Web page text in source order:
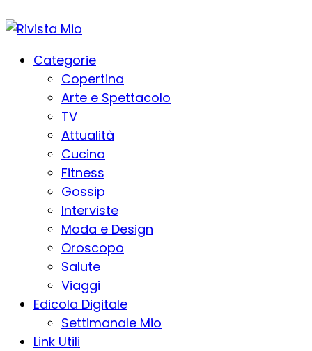
Categorie
Copertina
Arte e Spettacolo
TV
Attualità
Cucina
Fitness
Gossip
Interviste
Moda e Design
Oroscopo
Salute
Viaggi
Edicola Digitale
Settimanale Mio
Link Utili